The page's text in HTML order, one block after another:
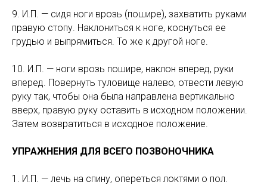
9. И.П. — сидя ноги врозь (пошире), захватить руками
правую стопу. Наклониться к ноге, коснуться ее
грудью и выпрямиться. То же к другой ноге.
10. И.П. — ноги врозь пошире, наклон вперед, руки
вперед. Повернуть туловище налево, отвести левую
руку так, чтобы она была направлена вертикально
вверх, правую руку оставить в исходном положении.
Затем возвратиться в исходное положение.
УПРАЖНЕНИЯ ДЛЯ ВСЕГО ПОЗВОНОЧНИКА
1. И.П. — лечь на спину, опереться локтями о пол.